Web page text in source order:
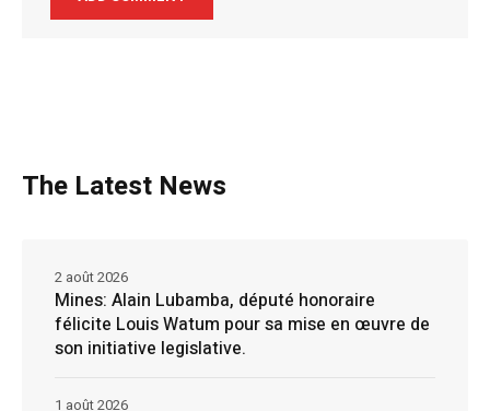
The Latest News
Mines: Alain Lubamba, député honoraire
félicite Louis Watum pour sa mise en œuvre de
son initiative legislative.
2 août 2026
1 août 2026